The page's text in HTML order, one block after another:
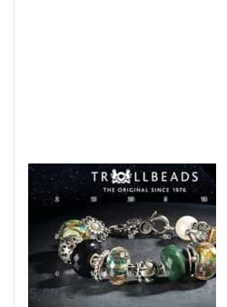
Adventskalender
mit Preisen im
Wert von über
5.500 Euro
5,00 € *